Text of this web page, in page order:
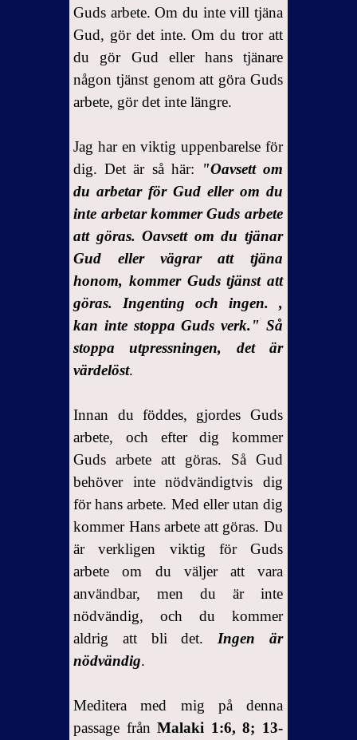
Guds arbete. Om du inte vill tjäna
Gud, gör det inte. Om du tror att
du gör Gud eller hans tjänare
någon tjänst genom att göra Guds
arbete, gör det inte längre.
Jag har en viktig uppenbarelse för
dig. Det är så här:
"Oavsett om
du arbetar för Gud eller om du
inte arbetar kommer Guds arbete
att göras. Oavsett om du tjänar
Gud eller vägrar att tjäna
honom, kommer Guds tjänst att
göras. Ingenting och ingen. ,
kan inte stoppa Guds verk." Så
stoppa utpressningen, det är
värdelöst.
Innan du föddes, gjordes Guds
arbete, och efter dig kommer
Guds arbete att göras. Så Gud
behöver inte nödvändigtvis dig
för hans arbete. Med eller utan dig
kommer Hans arbete att göras. Du
är verkligen viktig för Guds
arbete om du väljer att vara
användbar, men du är inte
nödvändig, och du kommer
aldrig att bli det. Ingen är
nödvändig.
Meditera med mig på denna
passage frånMalaki 1:6, 8; 13-